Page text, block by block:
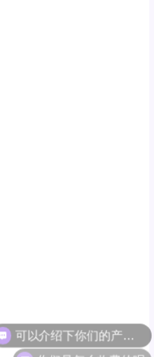
你们是怎么收费的呢